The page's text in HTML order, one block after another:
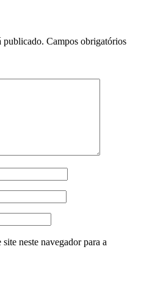
publicado. Campos obrigatórios
neste navegador para a